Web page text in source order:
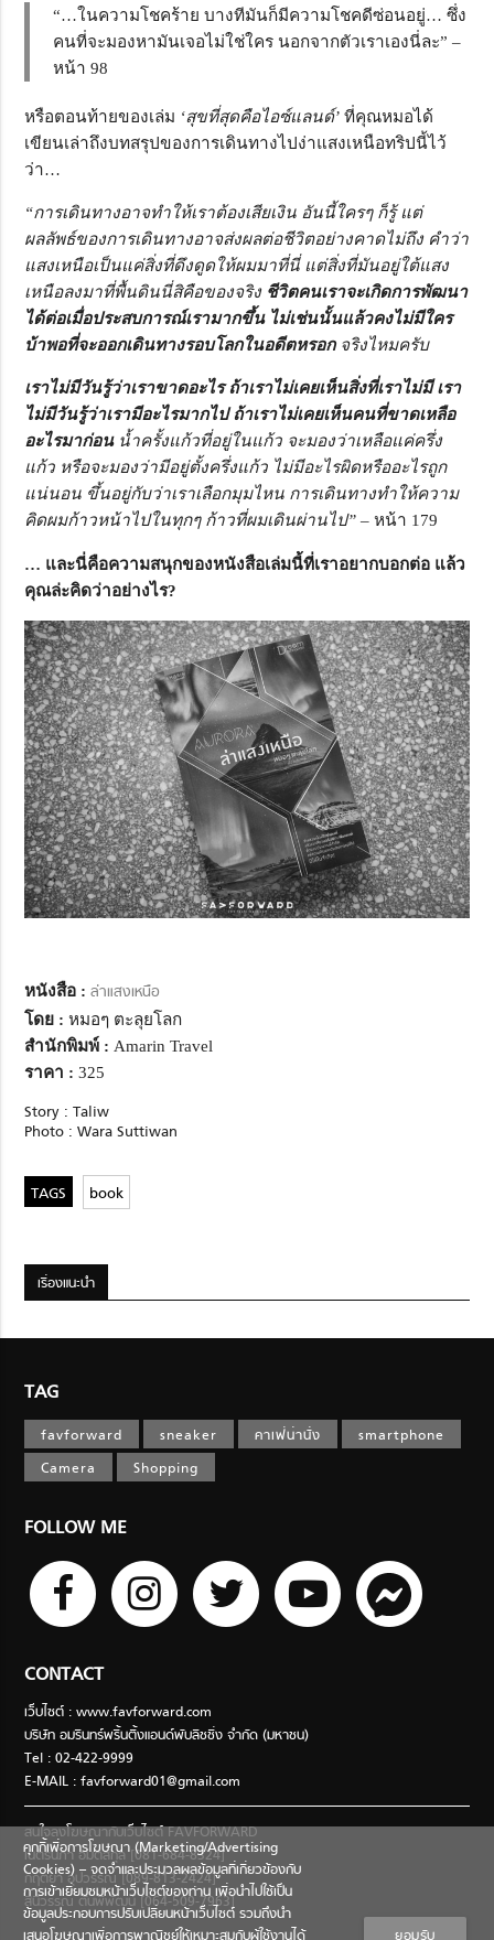
“…ในความโชคร้าย บางทีมันก็มีความโชคดีซ่อนอยู่… ซึ่ง
คนที่จะมองหามันเจอไม่ใช่ใคร นอกจากตัวเราเองนี่ละ” –
หน้า 98
หรือตอนท้ายของเล่ม ‘สุขที่สุดคือไอซ์แลนด์’ ที่คุณหมอได้
เขียนเล่าถึงบทสรุปของการเดินทางไปง่าแสงเหนือทริปนี้ไว้
ว่า…
“การเดินทางอาจทำให้เราต้องเสียเงิน อันนี้ใครๆ ก็รู้ แต่
ผลลัพธ์ของการเดินทางอาจส่งผลต่อชีวิตอย่างคาดไม่ถึง คำว่า
แสงเหนือเป็นแค่สิ่งที่ดึงดูดให้ผมมาที่นี่ แต่สิ่งที่มันอยู่ใต้แสง
เหนือลงมาที่พื้นดินนี่สิคือของจริง ชีวิตคนเราจะเกิดการพัฒนา
ได้ต่อเมื่อประสบการณ์เรามากขึ้น ไม่เช่นนั้นแล้วคงไม่มีใคร
บ้าพอที่จะออกเดินทางรอบโลกในอดีตหรอกจริงไหมครับ
เราไม่มีวันรู้ว่าเราขาดอะไร ถ้าเราไม่เคยเห็นสิ่งที่เราไม่มี เรา
ไม่มีวันรู้ว่าเรามีอะไรมากไป ถ้าเราไม่เคยเห็นคนที่ขาดเหลือ
อะไรมาก่อนน้ำครั้งแก้วที่อยู่ในแก้ว จะมองว่าเหลือแค่ครึ่ง
แก้ว หรือจะมองว่ามีอยู่ตั้งครึ่งแก้ว ไม่มีอะไรผิดหรืออะไรถูก
แน่นอน ขึ้นอยู่กับว่าเราเลือกมุมไหน การเดินทางทำให้ความ
คิดผมก้าวหน้าไปในทุกๆ ก้าวที่ผมเดินผ่านไป”– หน้า 179
… และนี่คือความสนุกของหนังสือเล่มนี้ที่เราอยากบอกต่อ แล้ว
คุณล่ะคิดว่าอย่างไร?
หนังสือ : ล่าแสงเหนือ
โดย : หมอๆ ตะลุยโลก
สำนักพิมพ์ : Amarin Travel
ราคา : 325
Story : Taliw
Photo : Wara Suttiwan
book
เรื่องแนะนำ
TAG
favforward sneaker คาเฟ่น่านั่ง
smartphone
Camera
Shopping
FOLLOW ME
CONTACT
เว็บไซต์ : www.favforward.com
บริษัท อมรินทร์พริ้นติ้งแอนด์พับลิชชิ่ง จำกัด (มหาชน)
Tel : 02-422-9999
E-MAIL :favforward01@gmail.com
สนใจลงโฆษณากับเว็บไซต์ FAVFORWARD
เนตรนภา อมตสกุล [081-684-8324]
กฤตยา อุปวรรณ [089-813-2424]
สินีวรรณ ตันพิพัฒน์ [064-509-7963]
คุกกี้เพื่อการโฆษณา (Marketing/Advertising
Cookies) – จดจำและประมวลผลข้อมูลที่เกี่ยวข้องกับ
การเข้าเยี่ยมชมหน้าเว็บไซต์ของท่าน เพื่อนำไปใช้เป็น
ข้อมูลประกอบการปรับเปลี่ยนหน้าเว็บไซต์ รวมถึงนำ